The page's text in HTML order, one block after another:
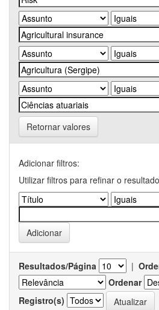
Retornar valores
Adicionar filtros:
Utilizar filtros para refinar o
Resultados/Página |
Ordenar
Registro(s)